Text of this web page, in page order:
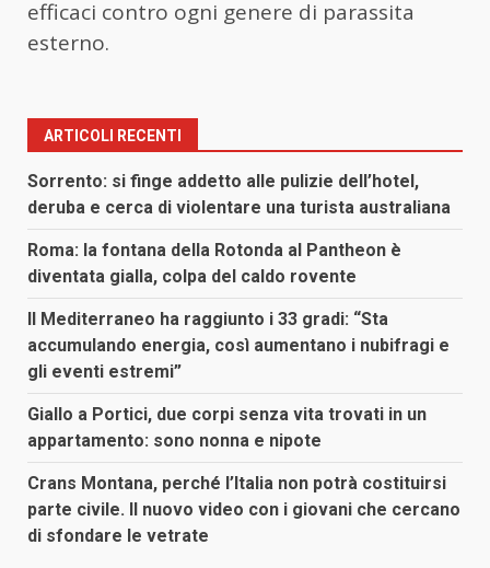
efficaci contro ogni genere di parassita
esterno.
ARTICOLI RECENTI
Sorrento: si finge addetto alle pulizie dell’hotel,
deruba e cerca di violentare una turista australiana
Roma: la fontana della Rotonda al Pantheon è
diventata gialla, colpa del caldo rovente
Il Mediterraneo ha raggiunto i 33 gradi: “Sta
accumulando energia, così aumentano i nubifragi e
gli eventi estremi”
Giallo a Portici, due corpi senza vita trovati in un
appartamento: sono nonna e nipote
Crans Montana, perché l’Italia non potrà costituirsi
parte civile. Il nuovo video con i giovani che cercano
di sfondare le vetrate